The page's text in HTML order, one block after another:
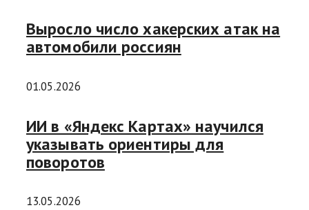
Выросло число хакерских атак на
автомобили россиян
01.05.2026
ИИ в «Яндекс Картах» научился
указывать ориентиры для
поворотов
13.05.2026